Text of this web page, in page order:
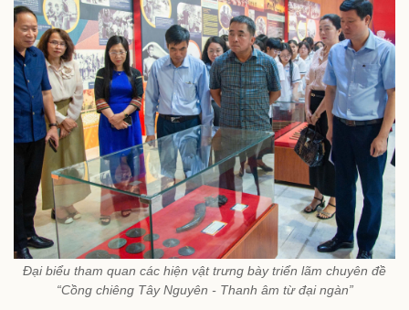
Đại biểu tham quan các hiện vật trưng bày triển lãm chuyên đề
“Cồng chiêng Tây Nguyên - Thanh âm từ đại ngàn”